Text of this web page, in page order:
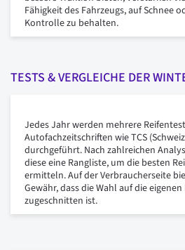
Fähigkeit des Fahrzeugs, auf Schnee
Kontrolle zu behalten.
TESTS & VERGLEICHE DER
Jedes Jahr werden mehrere
Autofachzeitschriften wie TCS
durchgeführt. Nach zahlreichen
diese eine Rangliste, um die besten
ermitteln. Auf der Verbraucherseite
Gewähr, dass die Wahl auf die
zugeschnitten ist.